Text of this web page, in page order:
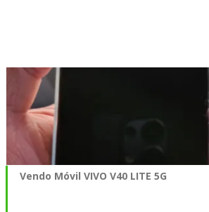
Vendo Móvil VIVO V40 LITE 5G